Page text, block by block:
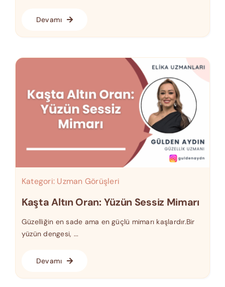
Devamı
Kategori: Uzman Görüşleri
Kaşta Altın Oran: Yüzün Sessiz Mimarı
Güzelliğin en sade ama en güçlü mimarı kaşlardır.Bir
yüzün dengesi, ...
Devamı